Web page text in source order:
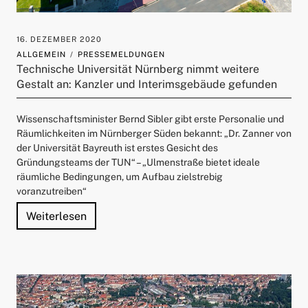
16. DEZEMBER 2020
ALLGEMEIN
PRESSEMELDUNGEN
Technische Universität Nürnberg nimmt weitere
Gestalt an: Kanzler und Interimsgebäude gefunden
Wissenschaftsminister Bernd Sibler gibt erste Personalie und
Räumlichkeiten im Nürnberger Süden bekannt: „Dr. Zanner von
der Universität Bayreuth ist erstes Gesicht des
Gründungsteams der TUN“ – „Ulmenstraße bietet ideale
räumliche Bedingungen, um Aufbau zielstrebig
voranzutreiben“
Weiterlesen"Technische Universität Nürnberg nimmt